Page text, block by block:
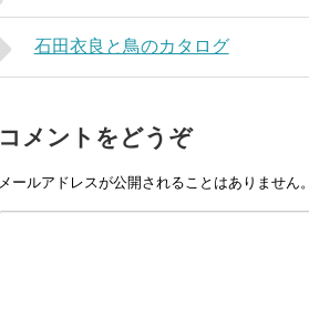
石田衣良と鳥のカタログ
コメントをどうぞ
メールアドレスが公開されることはありません